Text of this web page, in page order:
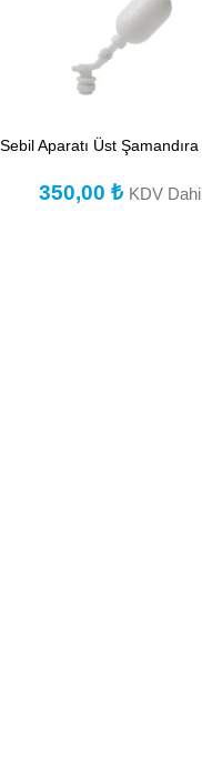
Sebil Aparatı Üst Şamandıra
350,00 ₺ KDV Dahil